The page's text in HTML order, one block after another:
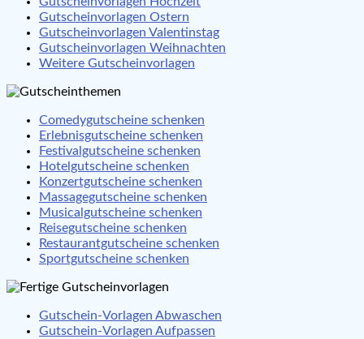
Gutscheinvorlagen Ostern
Gutscheinvorlagen Valentinstag
Gutscheinvorlagen Weihnachten
Weitere Gutscheinvorlagen
Comedygutscheine schenken
Erlebnisgutscheine schenken
Festivalgutscheine schenken
Hotelgutscheine schenken
Konzertgutscheine schenken
Massagegutscheine schenken
Musicalgutscheine schenken
Reisegutscheine schenken
Restaurantgutscheine schenken
Sportgutscheine schenken
Gutschein-Vorlagen Abwaschen
Gutschein-Vorlagen Aufpassen